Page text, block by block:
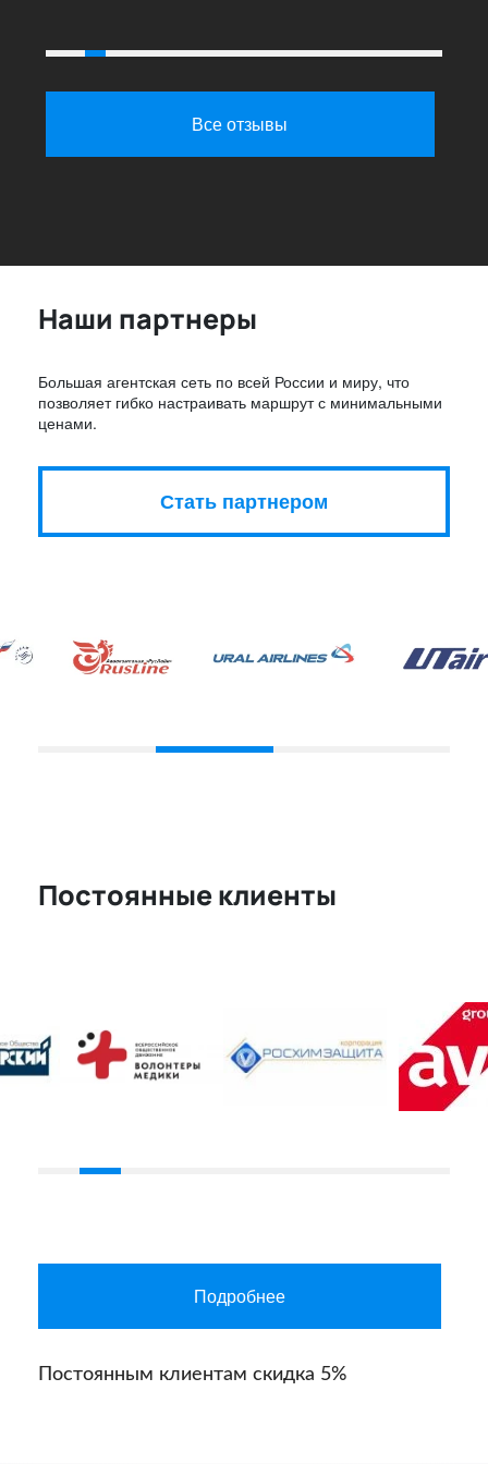
Все отзывы
Наши партнеры
Большая агентская сеть по всей России и миру, что
позволяет гибко настраивать маршрут с минимальными
ценами.
Стать партнером
Постоянные клиенты
Подробнее
Постоянным клиентам скидка 5%